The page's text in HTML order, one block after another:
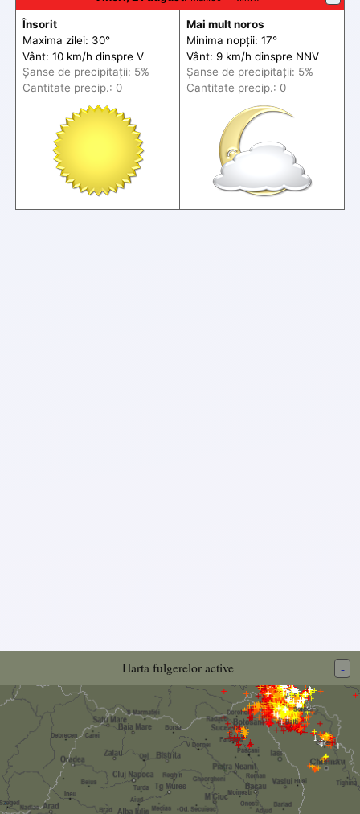
Însorit
Maxima zilei: 30°
Vânt: 10 km/h dinspre V
Șanse de precipitații: 5%
Cantitate precip.: 0
Mai mult noros
Minima nopții: 17°
Vânt: 9 km/h dinspre NNV
Șanse de precipitații: 5%
Cantitate precip.: 0
Harta fulgerelor active -